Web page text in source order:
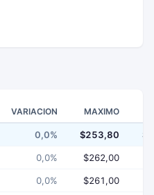
VARIACION MAXIMO
0,0% $253,80
0,0% $262,00
0,0% $261,00